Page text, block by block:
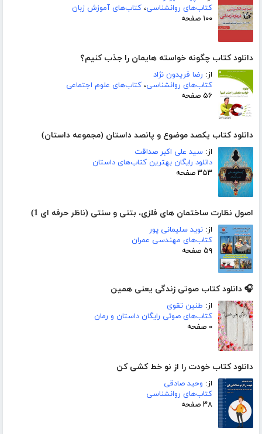
کتاب‌های روانشناسی، کتاب‌های آموزش زبان
۱۰۰ صفحه
دانلود کتاب چگونه خواسته هایمان را جذب کنیم؟
از: رضا فریدون نژاد
کتاب‌های روانشناسی، کتاب‌های علوم اجتماعی
۵۶ صفحه
دانلود کتاب یکصد موضوع و پانصد داستان (مجموعه داستان)
از: سید علی اکبر صداقت
دانلود رایگان بهترین کتاب‌های داستان
۳۵۳ صفحه
اصول نظارت ساختمان های فلزی، بتنی و سنتی (ناظر حرفه ای 1)
از: نوید سلیمانی پور
کتاب‌های مهندسی عمران
۵۹ صفحه
🎧 دانلود کتاب صوتی زندگی یعنی همین
از: طنین تقوی
کتاب‌های صوتی رایگان داستان و رمان
۰ صفحه
دانلود کتاب خودت را از نو خط کشی کن
از: وحید صادقی
کتاب‌های روانشناسی
۳۸ صفحه